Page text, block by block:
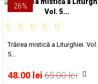
26%
Trăirea mistică a Liturghiei. Vol.
5...
48.00 lei 65.00 lei